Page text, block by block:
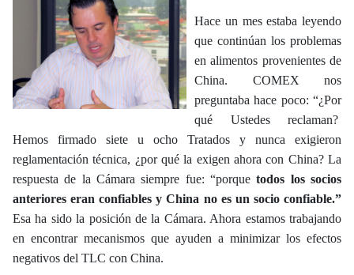
Hace un mes estaba leyendo
que continúan los problemas
en alimentos provenientes de
China. COMEX nos
preguntaba hace poco: “¿Por
qué Ustedes reclaman?
Hemos firmado siete u ocho Tratados y nunca exigieron
reglamentación técnica, ¿por qué la exigen ahora con China? La
respuesta de la Cámara siempre fue: “porquetodos los socios
anteriores eran confiables y China no es un socio confiable.”
Esa ha sido la posición de la Cámara. Ahora estamos trabajando
en encontrar mecanismos que ayuden a minimizar los efectos
negativos del TLC con China.